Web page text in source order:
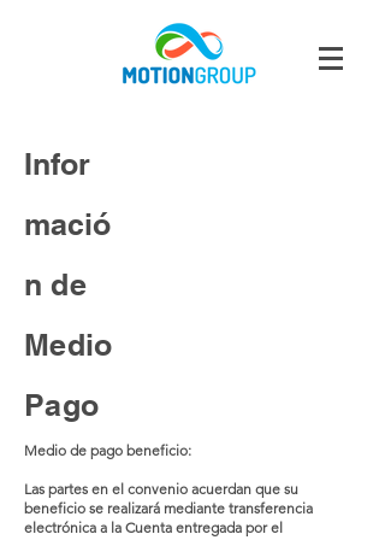
Infor
mació
n de
Medio
Pago
Medio de pago beneficio:
Las partes en el convenio acuerdan que su
beneficio se realizará mediante transferencia
electrónica a la Cuenta entregada por el